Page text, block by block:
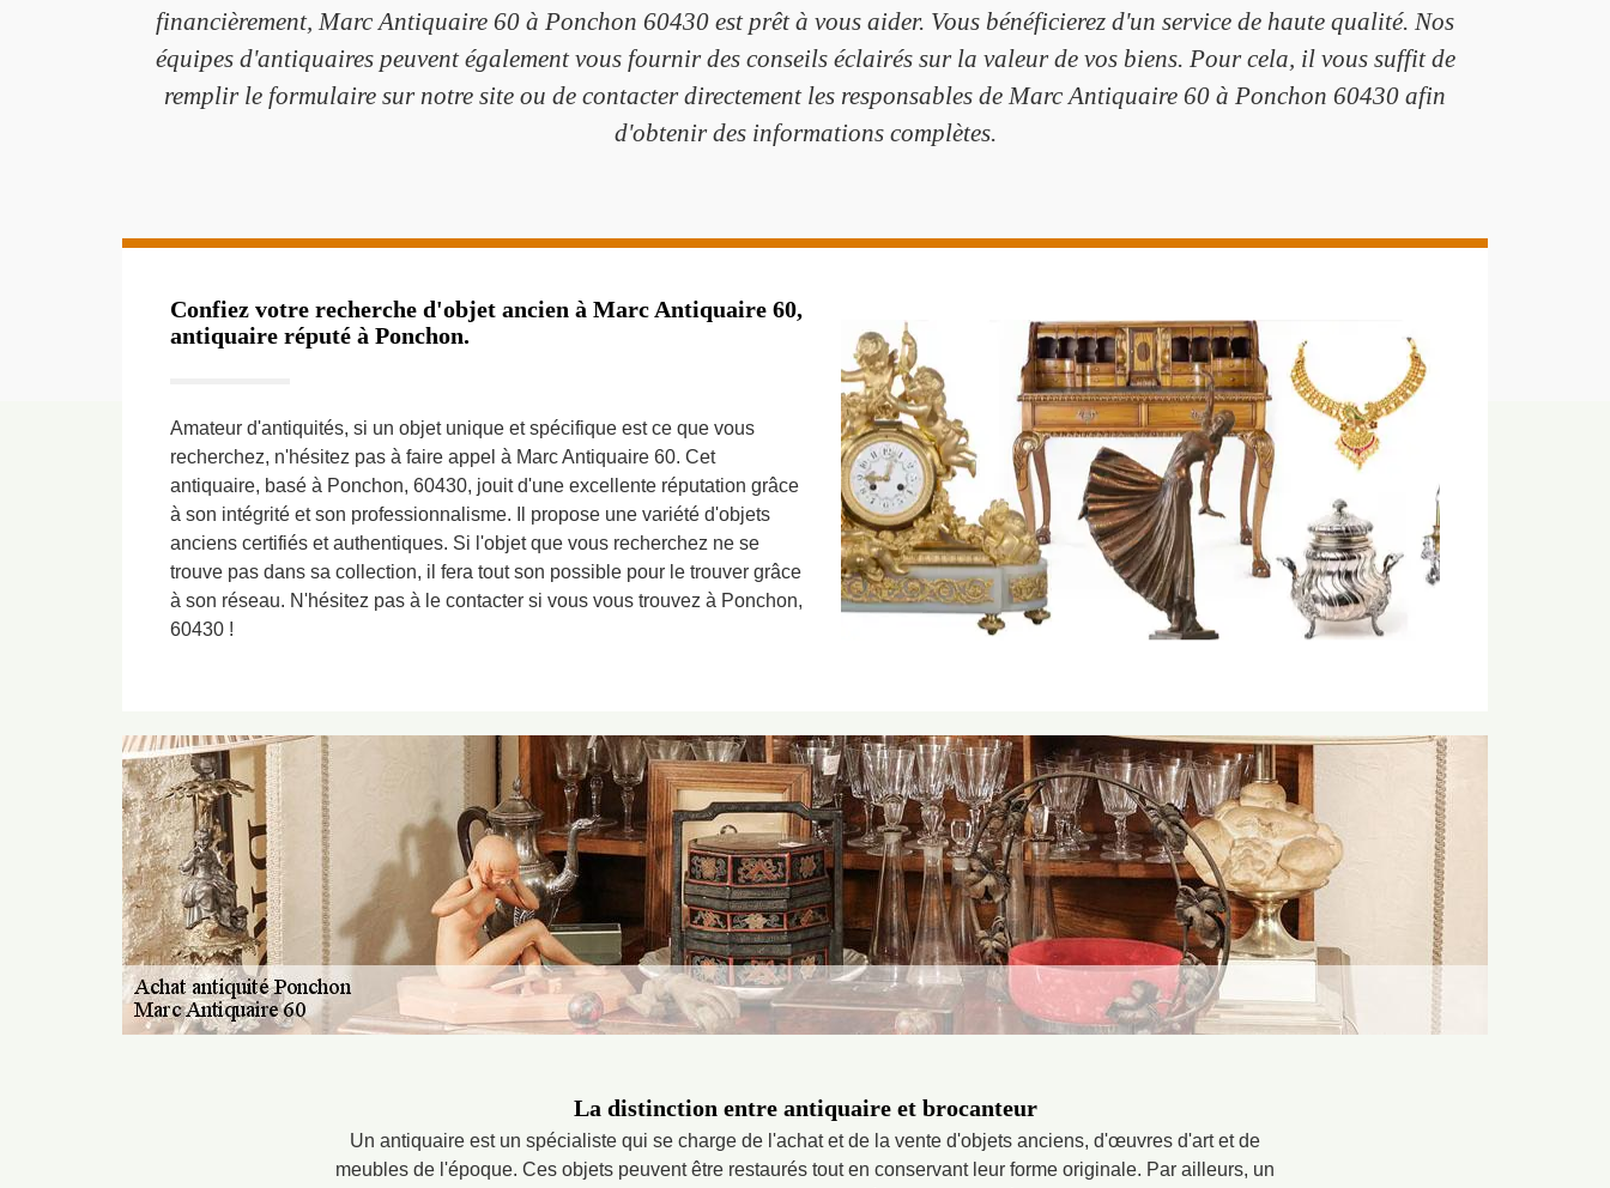
financièrement, Marc Antiquaire 60 à Ponchon 60430 est prêt à vous aider. Vous bénéficierez d'un service de haute qualité. Nos
équipes d'antiquaires peuvent également vous fournir des conseils éclairés sur la valeur de vos biens. Pour cela, il vous suffit de
remplir le formulaire sur notre site ou de contacter directement les responsables de Marc Antiquaire 60 à Ponchon 60430 afin
d'obtenir des informations complètes.
Confiez votre recherche d'objet ancien à Marc Antiquaire 60,
antiquaire réputé à Ponchon.
Amateur d'antiquités, si un objet unique et spécifique est ce que vous
recherchez, n'hésitez pas à faire appel à Marc Antiquaire 60. Cet
antiquaire, basé à Ponchon, 60430, jouit d'une excellente réputation grâce
à son intégrité et son professionnalisme. Il propose une variété d'objets
anciens certifiés et authentiques. Si l'objet que vous recherchez ne se
trouve pas dans sa collection, il fera tout son possible pour le trouver grâce
à son réseau. N'hésitez pas à le contacter si vous vous trouvez à Ponchon,
60430 !
La distinction entre antiquaire et brocanteur
Un antiquaire est un spécialiste qui se charge de l'achat et de la vente d'objets anciens, d'œuvres d'art et de
meubles de l'époque. Ces objets peuvent être restaurés tout en conservant leur forme originale. Par ailleurs, un